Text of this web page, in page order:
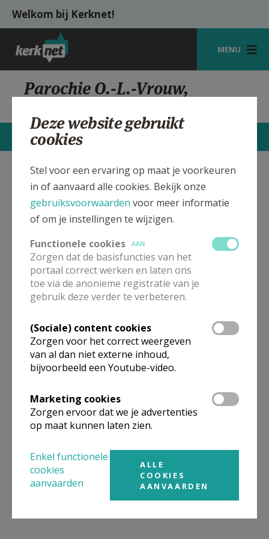
Overslaan en naar de inhoud gaan
Welkom bij Kerknet!
MENU
STARTPAGINA
VIERINGEN
ZOEKEN
HULP
AANMELDEN OF REGISTREREN
Parochie O.-L.-Vrouw,
STARTPAGINA
Verbergen
O.-L.-Vrouw kerk Haasrode
Bekijk de details voor de weekendvieringen die doorgaan
kerken in de buurt.
ALLE DETAILS TONEN
Omgeving
Niet gevonden wat je zocht? Hier vind je
organisaties, in de buurt.
Kerken in of nabijOud-Heverlee -
Deze website gebruikt
cookies
Stel voor een ervaring op maat je voorkeuren
in of aanvaard alle cookies. Bekijk onze
gebruiksvoorwaarden voor meer informatie
of om je instellingen te wijzigen.
Functionele cookies
AAN
Zorgen dat de basisfuncties van het
portaal correct werken en laten ons
toe via de anonieme registratie van je
gebruik deze verder te verbeteren.
(Sociale) content cookies
Zorgen voor het correct weergeven
van al dan niet externe inhoud,
bijvoorbeeld een Youtube-video.
Marketing cookies
Zorgen ervoor dat we je advertenties
op maat kunnen laten zien.
Enkel functionele
cookies
aanvaarden
ALLE
COOKIES
AANVAARDEN